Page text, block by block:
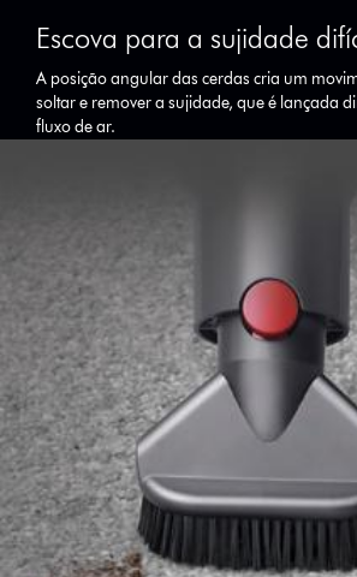
Escova para a sujidade
A posição angular das cerdas cria um
soltar e remover a sujidade, que é lançada
fluxo de ar.